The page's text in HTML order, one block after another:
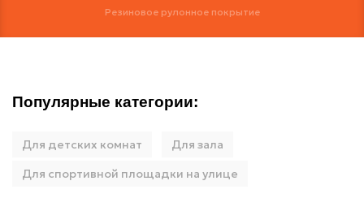
Резиновое рулонное покрытие
Популярные категории:
Для детских комнат
Для зала
Для спортивной площадки на улице